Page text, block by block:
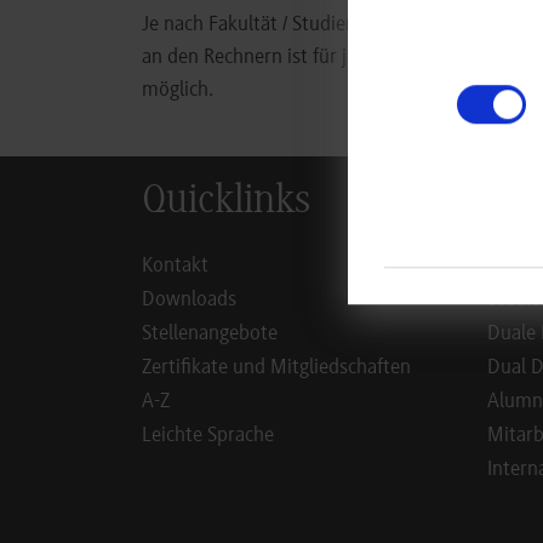
Je nach Fakultät / Studiengang sind die
an den Rechnern ist für jeden Studierenden
möglich.
Quicklinks
Kontakt
Downloads
Stellenangebote
Zertifikate und Mitgliedschaften
A-Z
Leichte Sprache
Duale
Dual